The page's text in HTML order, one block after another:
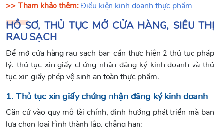
>> Tham khảo thêm:Điều kiện kinh doanh thực phẩm.
HỒ SƠ, THỦ TỤC MỞ CỬA HÀNG, SIÊU THỊ
RAU SẠCH
Để mở cửa hàng rau sạch bạn cần thực hiện 2 thủ tục pháp
lý: thủ tục xin giấy chứng nhận đăng ký kinh doanh và thủ
tục xin giấy phép vệ sinh an toàn thực phẩm.
1. Thủ tục xin giấy chứng nhận đăng ký kinh doanh
Căn cứ vào quy mô tài chính, định hướng phát triển mà bạn
lựa chọn loại hình thành lập, chẳng hạn: